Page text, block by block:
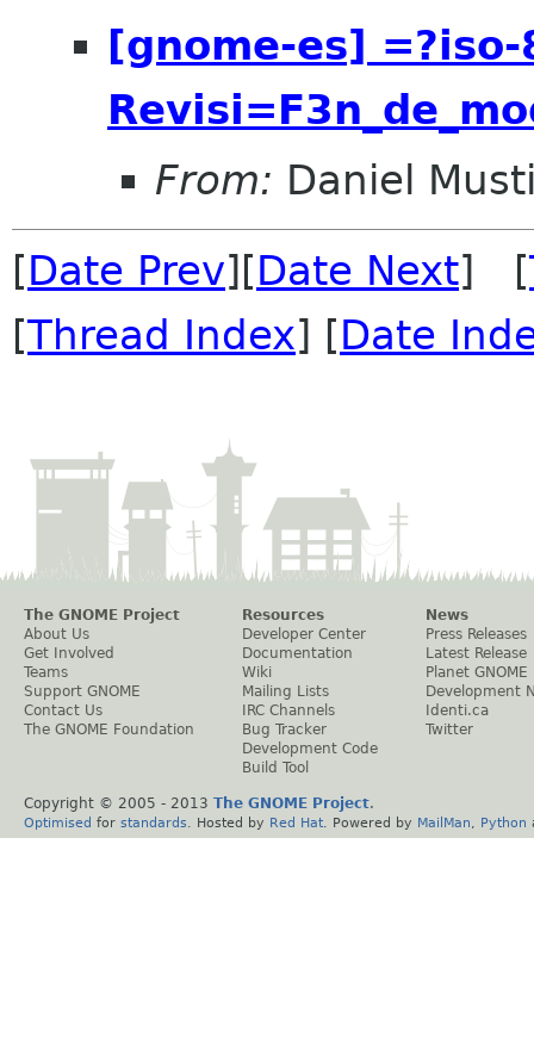
[gnome-es] =?iso-
From: Daniel
[Date Prev][Date Next] [
[Thread Index] [Date
The GNOME Project
About Us
Get Involved
Teams
Support GNOME
Contact Us
The GNOME Foundation
Resources
Developer Center
Documentation
Wiki
Mailing Lists
IRC Channels
Bug Tracker
Development Code
Build Tool
News
Press Releases
Latest Release
Planet GNOME
Development
Identi.ca
Twitter
Copyright © 2005 - 2013 The GNOME Project.
Optimised for standards . Hosted by Red Hat . Powered by MailMan Python